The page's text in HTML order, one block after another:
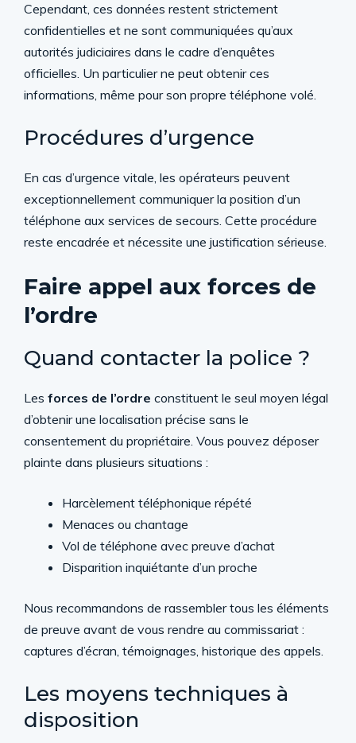
Cependant, ces données restent strictement
confidentielles et ne sont communiquées qu’aux
autorités judiciaires dans le cadre d’enquêtes
officielles. Un particulier ne peut obtenir ces
informations, même pour son propre téléphone volé.
Procédures d’urgence
En cas d’urgence vitale, les opérateurs peuvent
exceptionnellement communiquer la position d’un
téléphone aux services de secours. Cette procédure
reste encadrée et nécessite une justification sérieuse.
Faire appel aux forces de
l’ordre
Quand contacter la police ?
Les forces de l’ordre constituent le seul moyen légal
d’obtenir une localisation précise sans le
consentement du propriétaire. Vous pouvez déposer
plainte dans plusieurs situations :
Harcèlement téléphonique répété
Menaces ou chantage
Vol de téléphone avec preuve d’achat
Disparition inquiétante d’un proche
Nous recommandons de rassembler tous les éléments
de preuve avant de vous rendre au commissariat :
captures d’écran, témoignages, historique des appels.
Les moyens techniques à
disposition